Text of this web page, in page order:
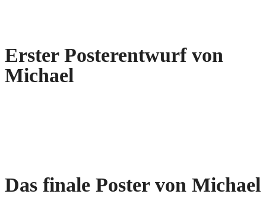
Erster Posterentwurf von
Michael
Das finale Poster von Michael